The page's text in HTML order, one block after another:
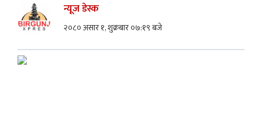
न्यूज डेस्क
२०८० असार १, शुक्रबार ०७:१९ बजे